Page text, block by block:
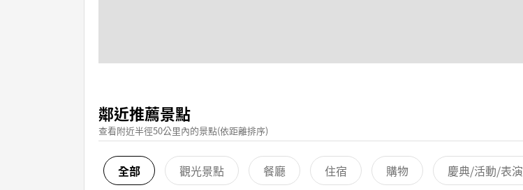
鄰近推薦景點
查看附近半徑50公里內的景點(依距離排序)
全部 觀光景點 餐廳 住宿 購物 慶典/活動/表演